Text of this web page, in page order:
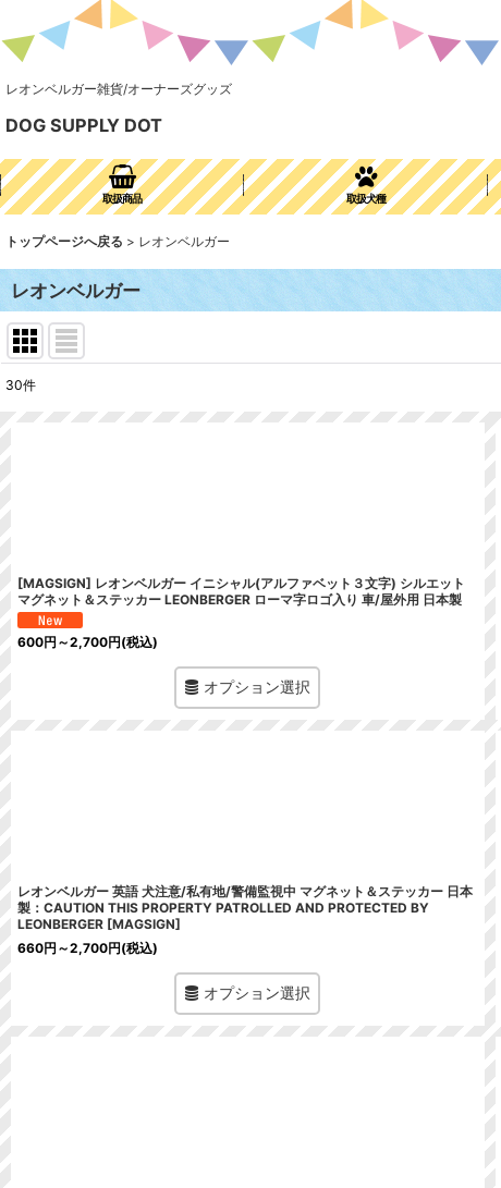
レオンベルガー雑貨/オーナーズグッズ
DOG SUPPLY DOT
取扱商品 取扱犬種
トップページへ戻る > レオンベルガー
レオンベルガー
30件
[MAGSIGN] レオンベルガー イニシャル(アルファベット３文字) シルエット
マグネット＆ステッカー LEONBERGER ローマ字ロゴ入り 車/屋外用 日本製
600円 ～2,700円(税込)
オプション選択
レオンベルガー 英語 犬注意/私有地/警備監視中 マグネット＆ステッカー 日本
製：CAUTION THIS PROPERTY PATROLLED AND PROTECTED BY
LEONBERGER [MAGSIGN]
660円 ～2,700円(税込)
オプション選択